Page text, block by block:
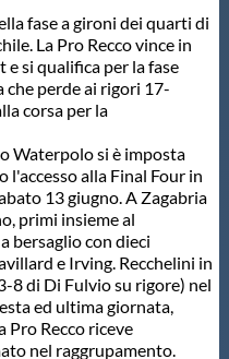
fase a gironi dei quarti di
La Pro Recco vince in
si qualifica per la fase
perde ai rigori 17-
corsa per la
Waterpolo si è imposta
l'accesso alla Final Four in
13 giugno. A Zagabria
primi insieme al
bersaglio con dieci
e Irving. Recchelini in
8 di Di Fulvio su rigore) nel
ed ultima giornata,
Pro Recco riceve
nel raggrupamento.